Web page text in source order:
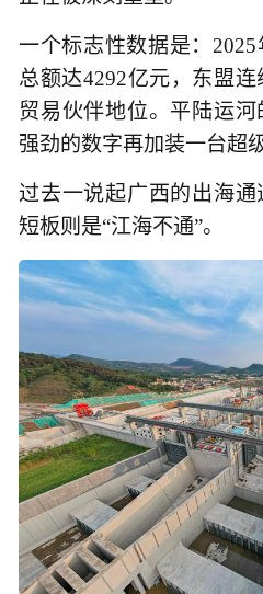
一个标志性数据是：
总额达4292亿元，东盟
贸易伙伴地位。平陆运
强劲的数字再加装一台超
过去一说起广西的出海通
短板则是“江海不通”。